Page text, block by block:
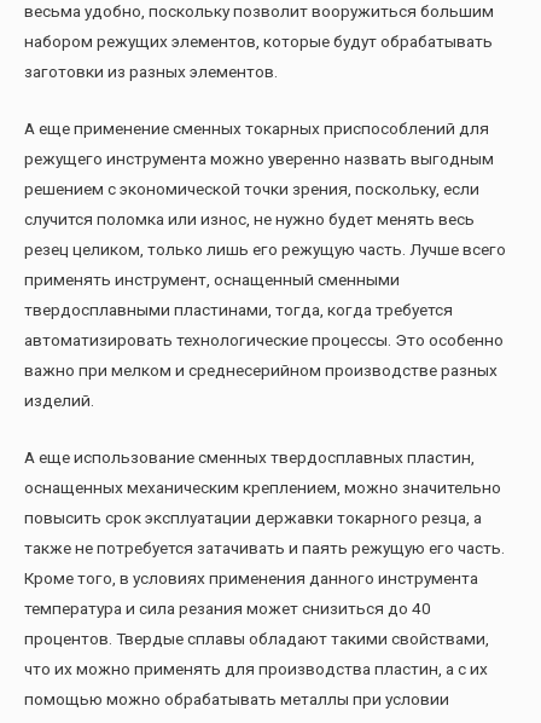
весьма удобно, поскольку позволит вооружиться большим
набором режущих элементов, которые будут обрабатывать
заготовки из разных элементов.
А еще применение сменных токарных приспособлений для
режущего инструмента можно уверенно назвать выгодным
решением с экономической точки зрения, поскольку, если
случится поломка или износ, не нужно будет менять весь
резец целиком, только лишь его режущую часть. Лучше всего
применять инструмент, оснащенный сменными
твердосплавными пластинами, тогда, когда требуется
автоматизировать технологические процессы. Это особенно
важно при мелком и среднесерийном производстве разных
изделий.
А еще использование сменных твердосплавных пластин,
оснащенных механическим креплением, можно значительно
повысить срок эксплуатации державки токарного резца, а
также не потребуется затачивать и паять режущую его часть.
Кроме того, в условиях применения данного инструмента
температура и сила резания может снизиться до 40
процентов. Твердые сплавы обладают такими свойствами,
что их можно применять для производства пластин, а с их
помощью можно обрабатывать металлы при условии